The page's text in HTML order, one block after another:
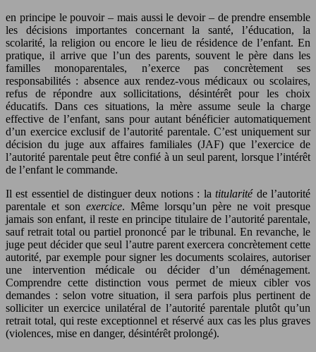
en principe le pouvoir – mais aussi le devoir – de prendre ensemble
les décisions importantes concernant la santé, l’éducation, la
scolarité, la religion ou encore le lieu de résidence de l’enfant. En
pratique, il arrive que l’un des parents, souvent le père dans les
familles monoparentales, n’exerce pas concrètement ses
responsabilités : absence aux rendez-vous médicaux ou scolaires,
refus de répondre aux sollicitations, désintérêt pour les choix
éducatifs. Dans ces situations, la mère assume seule la charge
effective de l’enfant, sans pour autant bénéficier automatiquement
d’un exercice exclusif de l’autorité parentale. C’est uniquement sur
décision du juge aux affaires familiales (JAF) que l’exercice de
l’autorité parentale peut être confié à un seul parent, lorsque l’intérêt
de l’enfant le commande.
Il est essentiel de distinguer deux notions : latitularitéde l’autorité
parentale et son exercice. Même lorsqu’un père ne voit presque
jamais son enfant, il reste en principe titulaire de l’autorité parentale,
sauf retrait total ou partiel prononcé par le tribunal. En revanche, le
juge peut décider que seul l’autre parent exercera concrètement cette
autorité, par exemple pour signer les documents scolaires, autoriser
une intervention médicale ou décider d’un déménagement.
Comprendre cette distinction vous permet de mieux cibler vos
demandes : selon votre situation, il sera parfois plus pertinent de
solliciter un exercice unilatéral de l’autorité parentale plutôt qu’un
retrait total, qui reste exceptionnel et réservé aux cas les plus graves
(violences, mise en danger, désintérêt prolongé).